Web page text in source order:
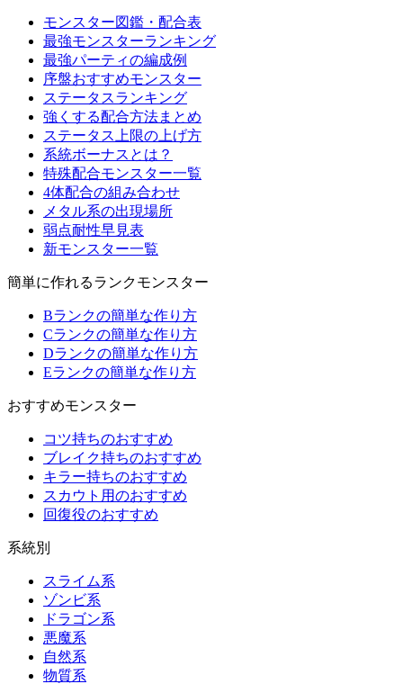
モンスター図鑑・配合表
最強モンスターランキング
最強パーティの編成例
序盤おすすめモンスター
ステータスランキング
強くする配合方法まとめ
ステータス上限の上げ方
系統ボーナスとは？
特殊配合モンスター一覧
4体配合の組み合わせ
メタル系の出現場所
弱点耐性早見表
新モンスター一覧
簡単に作れるランクモンスター
Bランクの簡単な作り方
Cランクの簡単な作り方
Dランクの簡単な作り方
Eランクの簡単な作り方
おすすめモンスター
コツ持ちのおすすめ
ブレイク持ちのおすすめ
キラー持ちのおすすめ
スカウト用のおすすめ
回復役のおすすめ
系統別
スライム系
ゾンビ系
ドラゴン系
悪魔系
自然系
物質系